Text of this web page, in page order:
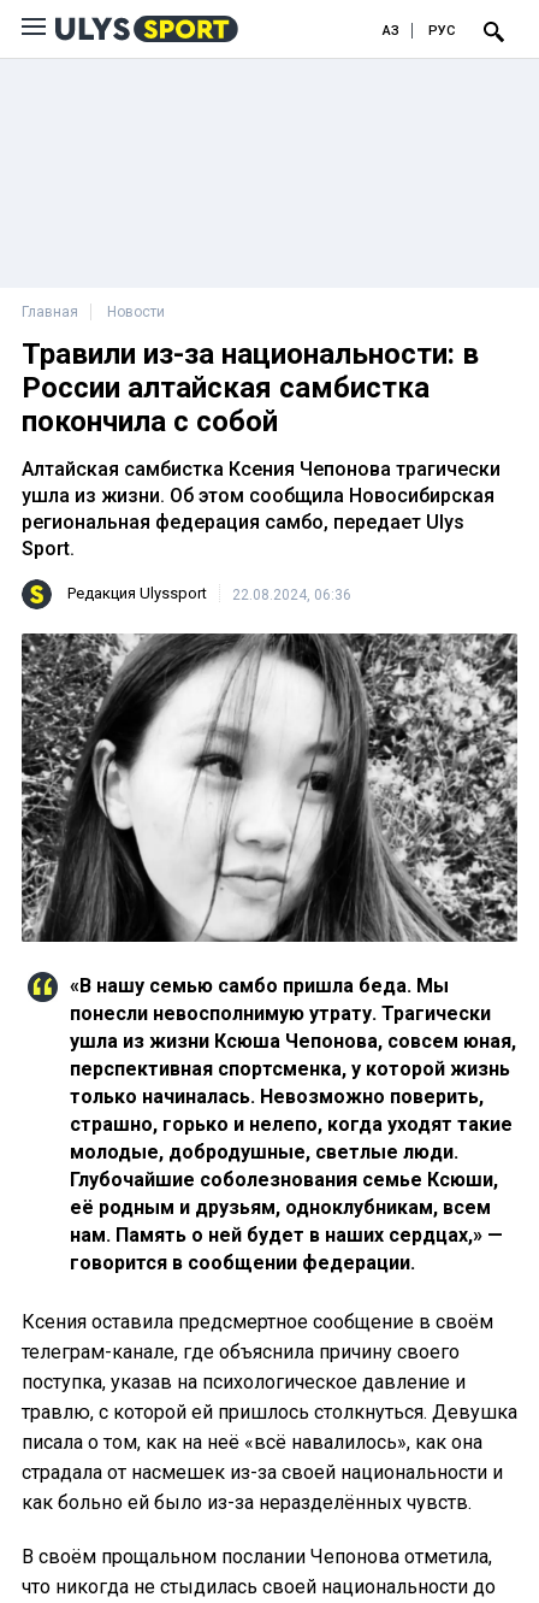
ҚАЗ РУС
Главная Новости
Травили из-за национальности: в
России алтайская самбистка
покончила с собой
Алтайская самбистка Ксения Чепонова трагически
ушла из жизни. Об этом сообщила Новосибирская
региональная федерация самбо, передает Ulys
Sport.
Редакция Ulyssport 22.08.2024, 06:36
«В нашу семью самбо пришла беда. Мы
понесли невосполнимую утрату. Трагически
ушла из жизни Ксюша Чепонова, совсем юная,
перспективная спортсменка, у которой жизнь
только начиналась. Невозможно поверить,
страшно, горько и нелепо, когда уходят такие
молодые, добродушные, светлые люди.
Глубочайшие соболезнования семье Ксюши,
её родным и друзьям, одноклубникам, всем
нам. Память о ней будет в наших сердцах,» —
говорится в сообщении федерации.
Ксения оставила предсмертное сообщение в своём
телеграм-канале, где объяснила причину своего
поступка, указав на психологическое давление и
травлю, с которой ей пришлось столкнуться. Девушка
писала о том, как на неё «всё навалилось», как она
страдала от насмешек из-за своей национальности и
как больно ей было из-за неразделённых чувств.
В своём прощальном послании Чепонова отметила,
что никогда не стыдилась своей национальности до